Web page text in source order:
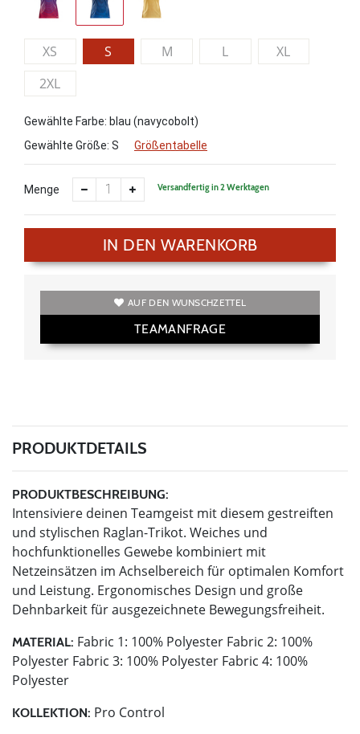
XS S M L
XL
2XL
Gewählte Farbe: blau (navycobolt)
Gewählte Größe: S Größentabelle
Menge Versandfertig in 2 Werktagen
IN DEN WARENKORB
AUF DEN WUNSCHZETTEL
TEAMANFRAGE
PRODUKTDETAILS
PRODUKTBESCHREIBUNG:
Intensiviere deinen Teamgeist mit diesem gestreiften
und stylischen Raglan-Trikot. Weiches und
hochfunktionelles Gewebe kombiniert mit
Netzeinsätzen im Achselbereich für optimalen Komfort
und Leistung. Ergonomisches Design und große
Dehnbarkeit für ausgezeichnete Bewegungsfreiheit.
MATERIAL: Fabric 1: 100% Polyester Fabric 2: 100%
Polyester Fabric 3: 100% Polyester Fabric 4: 100%
Polyester
KOLLEKTION: Pro Control